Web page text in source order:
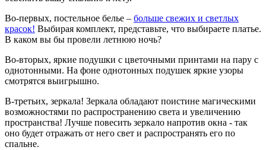
Во-первых, постельное белье – больше свежих и светлых
красок! Выбирая комплект, представьте, что выбираете платье.
В каком вы бы провели летнюю ночь?
Во-вторых, яркие подушки с цветочными принтами на пару с
однотонными. На фоне однотонных подушек яркие узоры
смотрятся выигрышно.
В-третьих, зеркала! Зеркала обладают поистине магическими
возможностями по распространению света и увеличению
пространства! Лучше повесить зеркало напротив окна - так
оно будет отражать от него свет и распространять его по
спальне.